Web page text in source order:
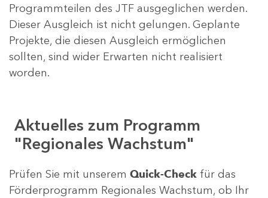
Programmteilen des JTF ausgeglichen werden.
Dieser Ausgleich ist nicht gelungen. Geplante
Projekte, die diesen Ausgleich ermöglichen
sollten, sind wider Erwarten nicht realisiert
worden.
Aktuelles zum Programm
"Regionales Wachstum"
Prüfen Sie mit unserem Quick-Check für das
Förderprogramm Regionales Wachstum, ob Ihr